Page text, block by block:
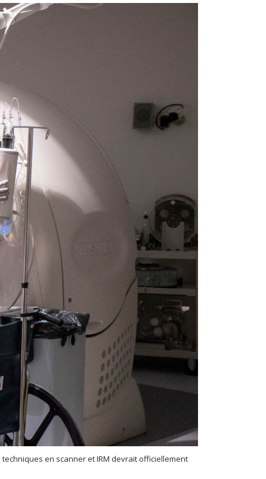
en scanner et IRM devrait officiellement